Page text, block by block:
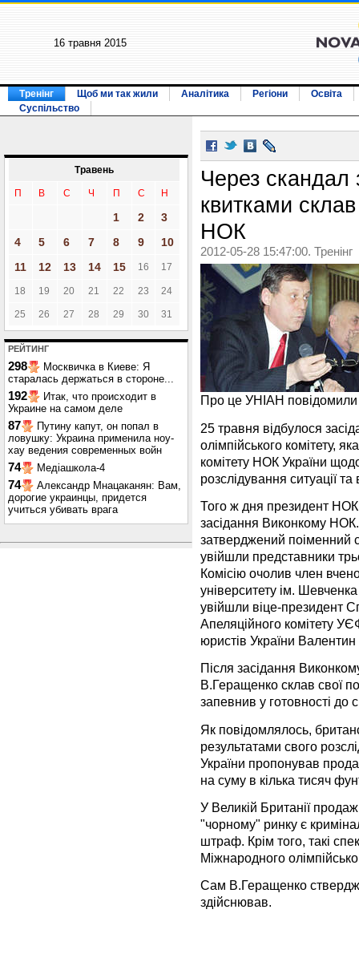
16 травня 2015
Тренінг Щоб ми так жили Аналітика Регіони
Освіта
Суспільство
Травень
П В С Ч П С Н
1 2
3
4
5 6 7 8 9
10
11
12 13 14 15 16 17
18 19 20 21 22 23 24
25 26 27 28 29 30 31
РЕЙТИНГ
298
Москвичка в Киеве: Я
старалась держаться в стороне...
192
Итак, что происходит в
Украине на самом деле
87
Путину капут, он попал в
ловушку: Украина применила ноу-
хау ведения современных войн
74 Медіашкола-4
74
Александр Мнацаканян: Вам,
дорогие украинцы, придется
учиться убивать врага
Через скандал
квитками
НОК
2012-05-28 15:47:00. Тренінг
Про це УНІАН повідомили
25 травня відбулося
олімпійського комітету,
комітету НОК України
розслідування ситуації
Того ж дня президент НОК
засідання Виконкому
затверджений поіменний
увійшли представники
Комісію очолив член
університету ім.
увійшли віце-президент
Апеляційного комітету
юристів України Валентин
Після засідання
В.Геращенко склав свої
запевнив у готовності до
Як повідомлялось,
результатами свого
України пропонував
на суму в кілька тисяч
У Великій Британії продаж
"чорному" ринку є
штраф. Крім того, такі
Міжнародного
Сам В.Геращенко
здійснював.